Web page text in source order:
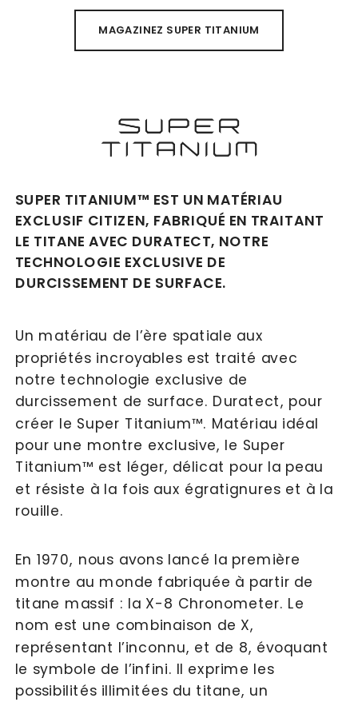
MAGAZINEZ SUPER TITANIUM
En 1970, nous avons lancé la première
montre au monde fabriquée à partir de
titane massif : la X-8 Chronometer. Le
nom est une combinaison de X,
représentant l’inconnu, et de 8, évoquant
le symbole de l’infini. Il exprime les
possibilités illimitées du titane, un
Un matériau de l’ère spatiale aux
propriétés incroyables est traité avec
notre technologie exclusive de
durcissement de surface. Duratect, pour
créer le Super Titanium™. Matériau idéal
pour une montre exclusive, le Super
Titanium™ est léger, délicat pour la peau
et résiste à la fois aux égratignures et à la
rouille.
SUPER TITANIUM™ EST UN MATÉRIAU
EXCLUSIF CITIZEN, FABRIQUÉ EN TRAITANT
LE TITANE AVEC DURATECT, NOTRE
TECHNOLOGIE EXCLUSIVE DE
DURCISSEMENT DE SURFACE.